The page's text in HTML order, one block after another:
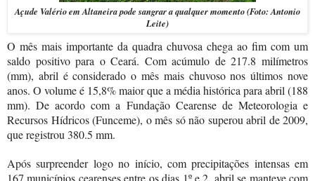
Açude Valério em Altaneira pode sangrar a qualquer momento (Foto: Antonio
Leite)
O mês mais importante da quadra chuvosa chega ao fim com um
saldo positivo para o Ceará. Com acúmulo de 217.8 milímetros
(mm), abril é considerado o mês mais chuvoso nos últimos nove
anos. O volume é 15,8% maior que a média histórica para abril (188
mm). De acordo com a Fundação Cearense de Meteorologia e
Recursos Hídricos (Funceme), o mês só não superou abril de 2009,
que registrou 380.5 mm.
Após surpreender logo no início, com precipitações intensas em
167 municípios cearenses entre os dias 1º e 2, abril se manteve com